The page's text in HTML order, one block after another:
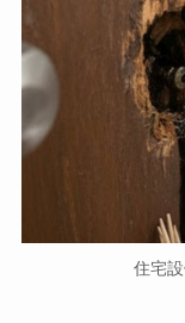
住宅